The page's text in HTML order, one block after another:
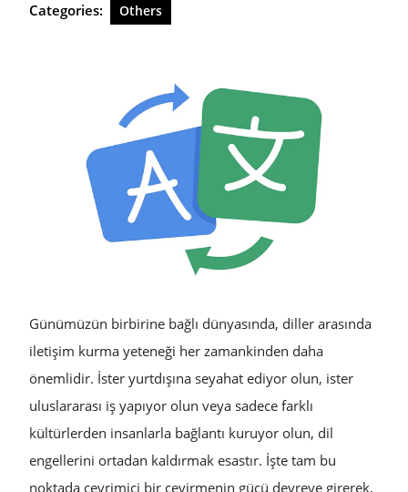
Categories: Others
Günümüzün birbirine bağlı dünyasında, diller arasında
iletişim kurma yeteneği her zamankinden daha
önemlidir. İster yurtdışına seyahat ediyor olun, ister
uluslararası iş yapıyor olun veya sadece farklı
kültürlerden insanlarla bağlantı kuruyor olun, dil
engellerini ortadan kaldırmak esastır. İşte tam bu
noktada çevrimiçi bir çevirmenin gücü devreye girerek,